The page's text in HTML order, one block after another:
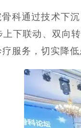
科通过技术下
下联动、双向
服务，切实降